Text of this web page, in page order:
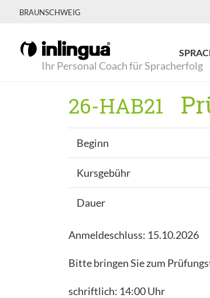
BRAUNSCHWEIG
Ihr Personal Coach für Spracherfolg
26-HAB21
Beginn
Kursgebühr
Dauer
Anmeldeschluss: 15.10.2026
Bitte bringen Sie zum
schriftlich: 14:00 Uhr